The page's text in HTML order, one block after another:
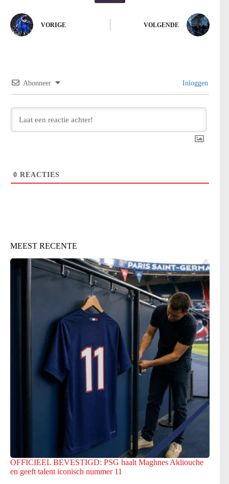
VORIGE VOLGENDE
Abonneer Inloggen
0 REACTIES
MEEST RECENTE
OFFICIEEL BEVESTIGD: PSG haalt Maghnes Akliouche
en geeft talent iconisch nummer 11